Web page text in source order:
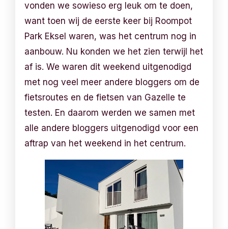
vonden we sowieso erg leuk om te doen,
want toen wij de eerste keer bij Roompot
Park Eksel waren, was het centrum nog in
aanbouw. Nu konden we het zien terwijl het
af is. We waren dit weekend uitgenodigd
met nog veel meer andere bloggers om de
fietsroutes en de fietsen van Gazelle te
testen. En daarom werden we samen met
alle andere bloggers uitgenodigd voor een
aftrap van het weekend in het centrum.